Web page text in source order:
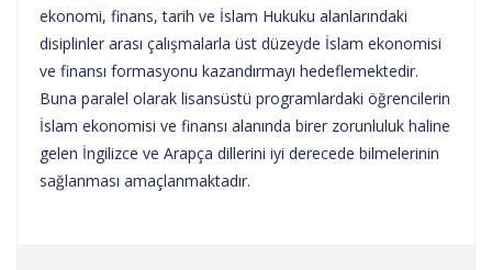
ekonomi, finans, tarih ve İslam Hukuku alanlarındaki
disiplinler arası çalışmalarla üst düzeyde İslam ekonomisi
ve finansı formasyonu kazandırmayı hedeflemektedir.
Buna paralel olarak lisansüstü programlardaki öğrencilerin
İslam ekonomisi ve finansı alanında birer zorunluluk haline
gelen İngilizce ve Arapça dillerini iyi derecede bilmelerinin
sağlanması amaçlanmaktadır.